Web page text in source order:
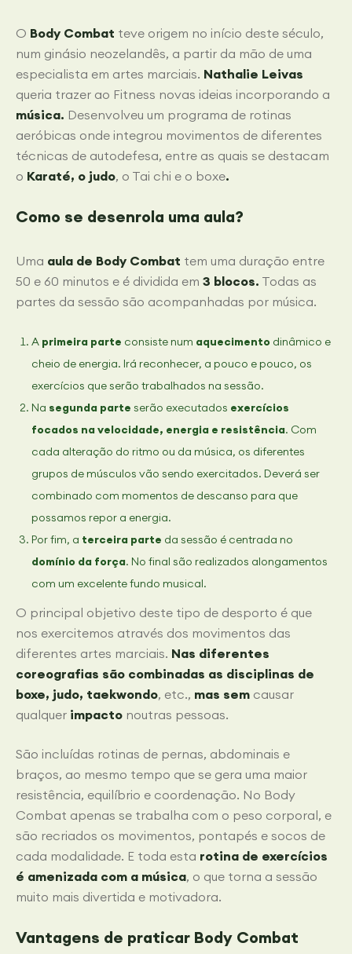
O Body Combat teve origem no início deste século,
num ginásio neozelandês, a partir da mão de uma
especialista em artes marciais. Nathalie Leivas
queria trazer ao Fitness novas ideias incorporando a
música. Desenvolveu um programa de rotinas
aeróbicas onde integrou movimentos de diferentes
técnicas de autodefesa, entre as quais se destacam
o Karaté, o judo, o Tai chi e o boxe.
Como se desenrola uma aula?
Uma aula de Body Combat tem uma duração entre
50 e 60 minutos e é dividida em 3 blocos. Todas as
partes da sessão são acompanhadas por música.
A primeira parte consiste num aquecimento dinâmico e
cheio de energia. Irá reconhecer, a pouco e pouco, os
exercícios que serão trabalhados na sessão.
Na segunda parte serão executados exercícios
focados na velocidade, energia e resistência. Com
cada alteração do ritmo ou da música, os diferentes
grupos de músculos vão sendo exercitados. Deverá ser
combinado com momentos de descanso para que
possamos repor a energia.
Por fim, a terceira parte da sessão é centrada no
domínio da força. No final são realizados alongamentos
com um excelente fundo musical.
O principal objetivo deste tipo de desporto é que
nos exercitemos através dos movimentos das
diferentes artes marciais. Nas diferentes
coreografias são combinadas as disciplinas de
boxe, judo, taekwondo, etc., mas sem causar
qualquer impacto noutras pessoas.
São incluídas rotinas de pernas, abdominais e
braços, ao mesmo tempo que se gera uma maior
resistência, equilíbrio e coordenação. No Body
Combat apenas se trabalha com o peso corporal, e
são recriados os movimentos, pontapés e socos de
cada modalidade. E toda esta rotina de exercícios
é amenizada com a música, o que torna a sessão
muito mais divertida e motivadora.
Vantagens de praticar Body Combat